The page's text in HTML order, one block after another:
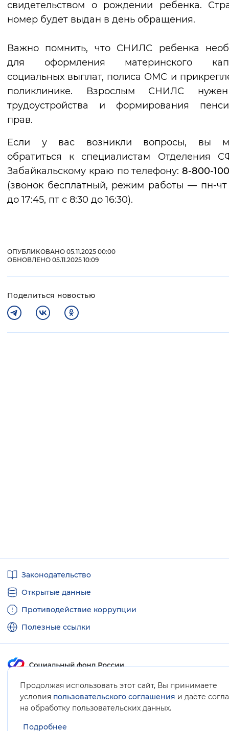
свидетельством о рождении ребенка.
номер будет выдан в день обращения.
Важно помнить, что СНИЛС ребенка
для оформления материнского
социальных выплат, полиса ОМС и
поликлинике. Взрослым СНИЛС
трудоустройства и формирования
прав.
Если у вас возникли вопросы, вы
обратиться к специалистам Отделения
Забайкальскому краю по телефону: 8-800-
(звонок бесплатный, режим работы — пн-чт
до 17:45, пт с 8:30 до 16:30).
ОПУБЛИКОВАНО 05.11.2025 00:00
ОБНОВЛЕНО 05.11.2025 10:09
Поделиться новостью
Продолжая использовать этот сайт, Вы принимаете
условия пользовательского соглашения и даёте
на обработку пользовательских данных.
Подробнее
ссылкиЗаконодательство
Открытые данные
Противодействие коррупции
Полезные ссылки
Карта сайта